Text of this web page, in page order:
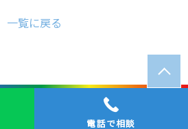
一覧に戻る